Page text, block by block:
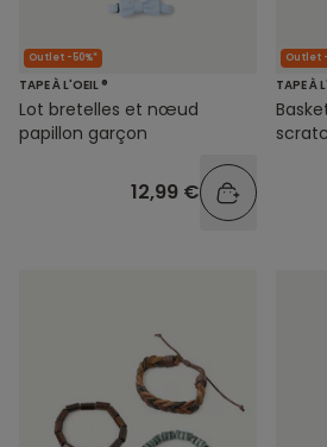
Outlet -50%*
TAPE À L'OEIL ®
Lot bretelles et nœud
papillon garçon
12,99 €
Outlet
TAPE À